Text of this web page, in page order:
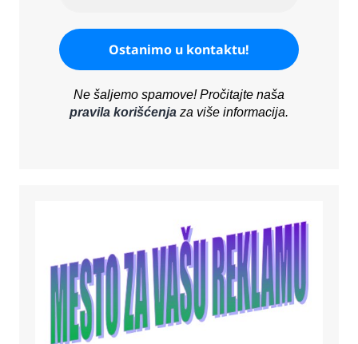
Ne šaljemo spamove! Pročitajte naša
pravila korišćenjaza više informacija.